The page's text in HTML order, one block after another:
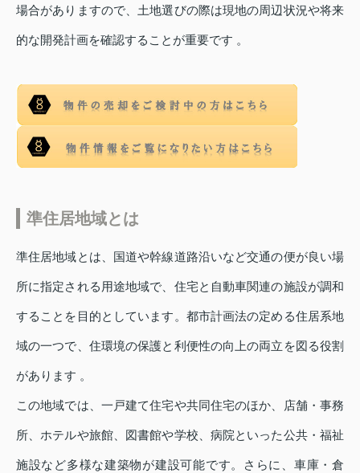
場合がありますので、土地選びの際は現地の周辺状況や将来
的な開発計画を確認することが重要です 。
準住居地域とは
準住居地域とは、国道や幹線道路沿いなど交通の便が良い場
所に指定される用途地域で、住宅と自動車関連の施設が調和
することを目的としています。都市計画法の定める住居系地
域の一つで、住環境の保護と利便性の向上の両立を図る役割
があります 。
この地域では、一戸建て住宅や共同住宅のほか、店舗・事務
所、ホテルや旅館、図書館や学校、病院といった公共・福祉
施設など多様な建築物が建設可能です。さらに、車庫・倉